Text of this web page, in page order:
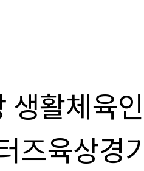
생활체육
즈육상경